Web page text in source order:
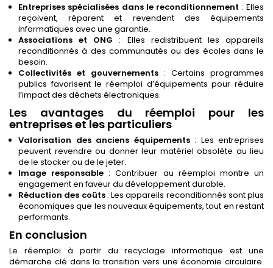
Entreprises spécialisées dans le reconditionnement : Elles
reçoivent, réparent et revendent des équipements
informatiques avec une garantie.
Associations et ONG : Elles redistribuent les appareils
reconditionnés à des communautés ou des écoles dans le
besoin.
Collectivités et gouvernements : Certains programmes
publics favorisent le réemploi d’équipements pour réduire
l’impact des déchets électroniques.
Les avantages du réemploi pour les
entreprises et les particuliers
Valorisation des anciens équipements: Les entreprises
peuvent revendre ou donner leur matériel obsolète au lieu
de le stocker ou de le jeter.
Image responsable : Contribuer au réemploi montre un
engagement en faveur du développement durable.
Réduction des coûts: Les appareils reconditionnés sont plus
économiques que les nouveaux équipements, tout en restant
performants.
En conclusion
Le réemploi à partir du recyclage informatique est une
démarche clé dans la transition vers une économie circulaire.